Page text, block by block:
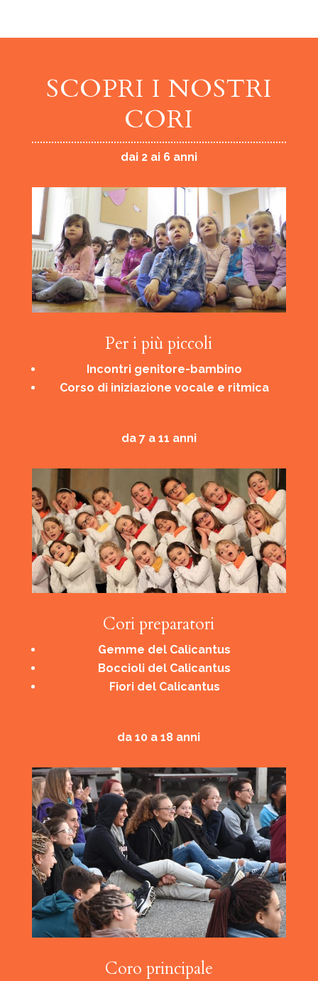
SCOPRI I NOSTRI
CORI
dai 2 ai 6 anni
Per i più piccoli
Incontri genitore-bambino
Corso di iniziazione vocale e ritmica
da 7 a 11 anni
Cori preparatori
Gemme del Calicantus
Boccioli del Calicantus
Fiori del Calicantus
da 10 a 18 anni
Coro principale